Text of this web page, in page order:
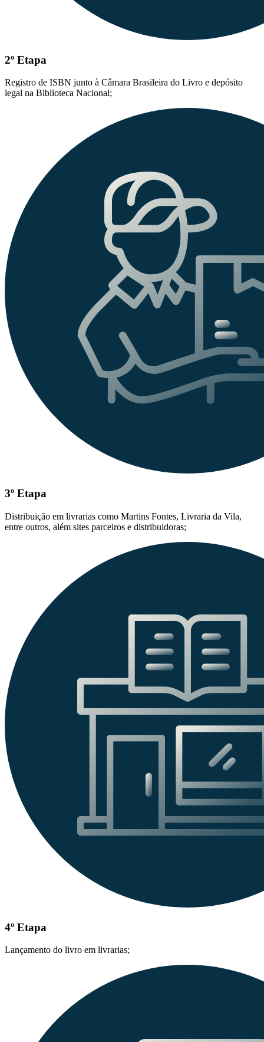
2º Etapa
Registro de ISBN junto à Câmara Brasileira do Livro e depósito
legal na Biblioteca Nacional;
3º Etapa
Distribuição em livrarias como Martins Fontes, Livraria da Vila,
entre outros, além sites parceiros e distribuidoras;
4º Etapa
Lançamento do livro em livrarias;